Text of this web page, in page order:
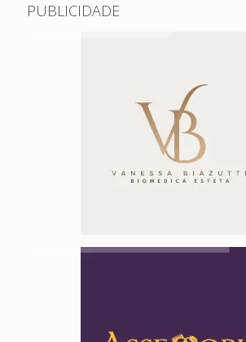
PUBLICIDADE